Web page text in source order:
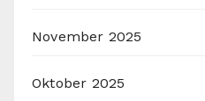
November 2025
Oktober 2025